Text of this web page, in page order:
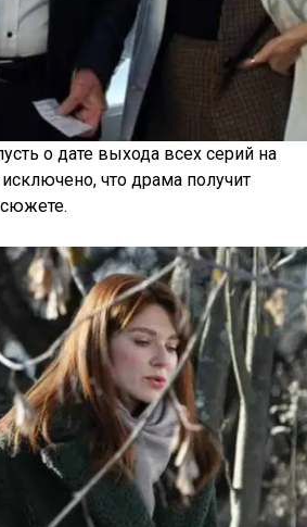
о дате выхода всех серий на
что драма получит